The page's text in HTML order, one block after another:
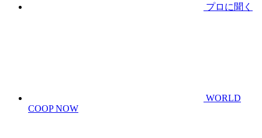
プロに聞く
WORLD
COOP NOW